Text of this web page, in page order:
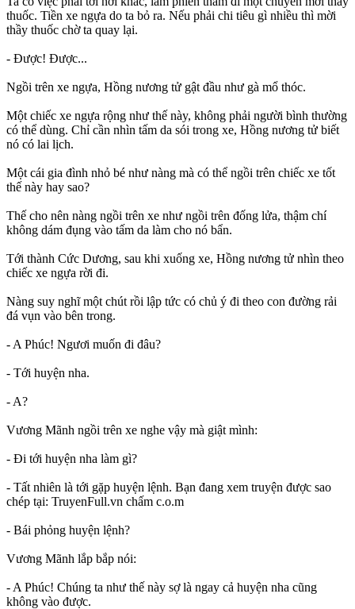
thuốc. Tiền xe ngựa do ta bỏ ra. Nếu phải chi tiêu gì nhiều thì mời
thầy thuốc chờ ta quay lại.
- Được! Được...
Ngồi trên xe ngựa, Hồng nương tử gật đầu như gà mổ thóc.
Một chiếc xe ngựa rộng như thế này, không phải người bình thường
có thể dùng. Chỉ cần nhìn tấm da sói trong xe, Hồng nương tử biết
nó có lai lịch.
Một cái gia đình nhỏ bé như nàng mà có thể ngồi trên chiếc xe tốt
thế này hay sao?
Thế cho nên nàng ngồi trên xe như ngồi trên đống lửa, thậm chí
không dám đụng vào tấm da làm cho nó bẩn.
Tới thành Cức Dương, sau khi xuống xe, Hồng nương tử nhìn theo
chiếc xe ngựa rời đi.
Nàng suy nghĩ một chút rồi lập tức có chủ ý đi theo con đường rải
đá vụn vào bên trong.
- A Phúc! Ngươi muốn đi đâu?
- Tới huyện nha.
- A?
Vương Mãnh ngồi trên xe nghe vậy mà giật mình:
- Đi tới huyện nha làm gì?
- Tất nhiên là tới gặp huyện lệnh. Bạn đang xem truyện được sao
chép tại: TruyenFull.vn chấm c.o.m
- Bái phỏng huyện lệnh?
Vương Mãnh lắp bắp nói:
- A Phúc! Chúng ta như thế này sợ là ngay cả huyện nha cũng
không vào được.